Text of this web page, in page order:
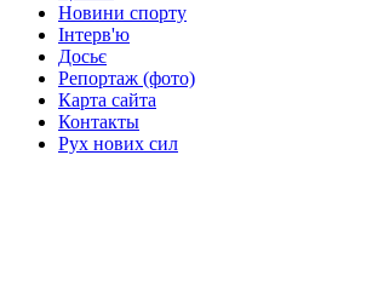
Новини спорту
Інтерв'ю
Досьє
Репортаж (фото)
Карта сайта
Контакты
Рух нових сил